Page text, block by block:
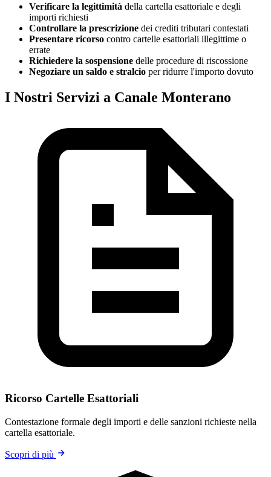
Verificare la legittimità della cartella esattoriale e degli
importi richiesti
Controllare la prescrizione dei crediti tributari contestati
Presentare ricorso contro cartelle esattoriali illegittime o
errate
Richiedere la sospensione delle procedure di riscossione
Negoziare un saldo e stralcio per ridurre l'importo dovuto
I Nostri Servizi a Canale Monterano
Ricorso Cartelle Esattoriali
Contestazione formale degli importi e delle sanzioni richieste nella
cartella esattoriale.
Scopri di più